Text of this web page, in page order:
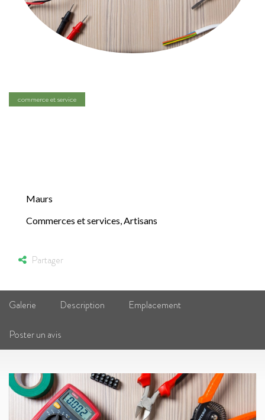
commerce et service
Maurs
Commerces et services,Artisans
Partager
Galerie Description Emplacement
Poster un avis